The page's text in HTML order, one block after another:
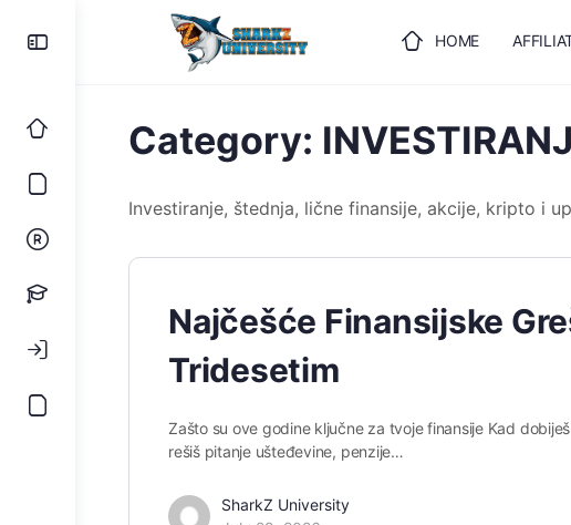
HOME
ULOGUJTE SE
Category:
Investiranje, štednja, lične finansije, akcije, kripto i
Najčešće Finansijske
Tridesetim
Zašto su ove godine ključne za tvoje finansije Kad
rešiš pitanje ušteđevine, penzije…
SharkZ University